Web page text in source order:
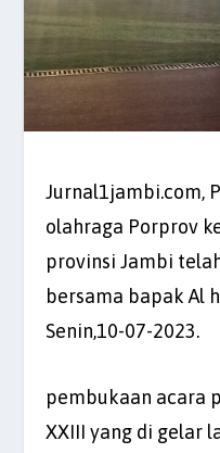
Jurnal1jambi.com,
olahraga Porprov
provinsi Jambi
bersama bapak Al
Senin,10-07-2023.
pembukaan acara
XXIII yang di gelar